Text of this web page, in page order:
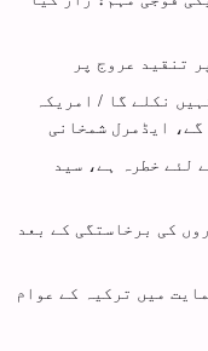
تنقید عروج پر
نکلے گا / امریکہ
ایڈمرل شمخانی
لئے خطرہ ہے، سید
کمانڈروں کی برخاستگی کے بعد
میں ترکیہ کے عوام